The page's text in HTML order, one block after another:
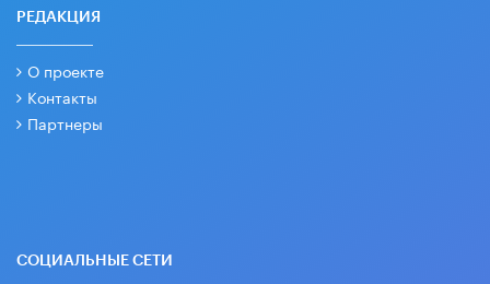
РЕДАКЦИЯ
О проекте
Контакты
Партнеры
СОЦИАЛЬНЫЕ СЕТИ